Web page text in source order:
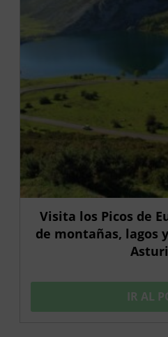
Visita los Picos de
de montañas, lagos
IR AL